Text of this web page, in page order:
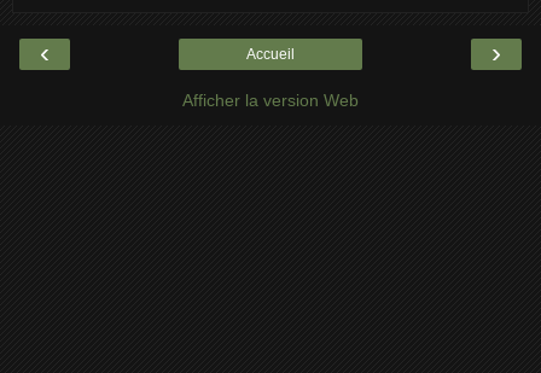
‹ ›
Accueil
Afficher la version Web